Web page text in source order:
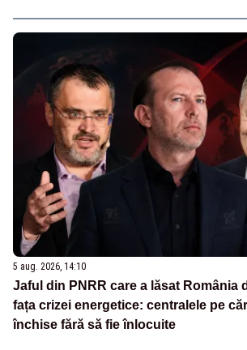
5 aug. 2026, 14:10
Jaful din PNRR care a lăsat România
fața crizei energetice: centralele pe
închise fără să fie înlocuite